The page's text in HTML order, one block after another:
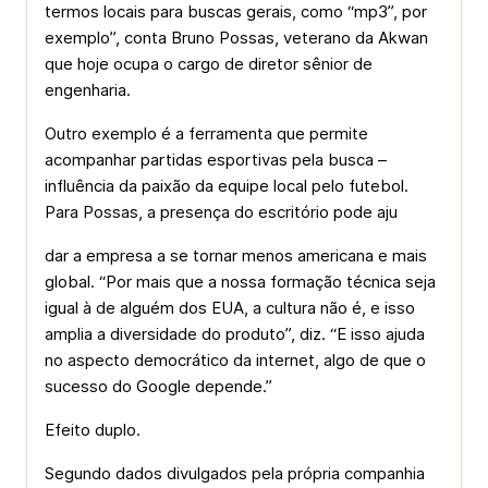
termos locais para buscas gerais, como “mp3”, por
exemplo”, conta Bruno Possas, veterano da Akwan
que hoje ocupa o cargo de diretor sênior de
engenharia.
Outro exemplo é a ferramenta que permite
acompanhar partidas esportivas pela busca –
influência da paixão da equipe local pelo futebol.
Para Possas, a presença do escritório pode aju
dar a empresa a se tornar menos americana e mais
global. “Por mais que a nossa formação técnica seja
igual à de alguém dos EUA, a cultura não é, e isso
amplia a diversidade do produto”, diz. “E isso ajuda
no aspecto democrático da internet, algo de que o
sucesso do Google depende.”
Efeito duplo.
Segundo dados divulgados pela própria companhia